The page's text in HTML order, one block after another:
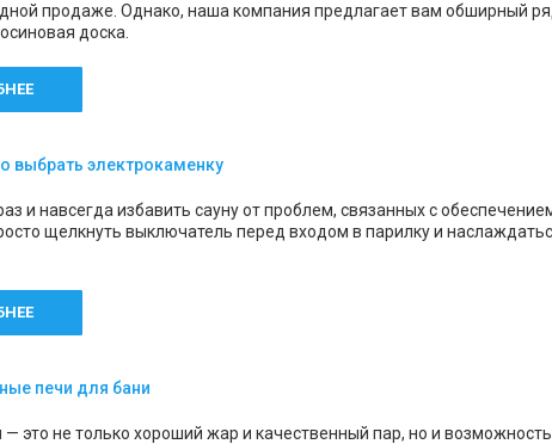
продаже. Однако, наша компания предлагает вам обширный
доска.
выбрать электрокаменку
и навсегда избавить сауну от проблем, связанных с
щелкнуть выключатель перед входом в парилку и
печи для бани
это не только хороший жар и качественный пар, но и